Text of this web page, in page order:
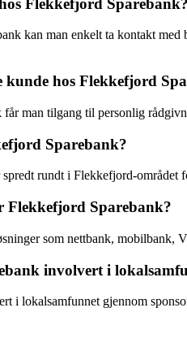
Flekkefjord Sparebank?
kan man enkelt ta kontakt
hos Flekkefjord
man tilgang til personlig
Sparebank?
rundt i Flekkefjord-området
Flekkefjord Sparebank?
som nettbank, mobilbank,
involvert i
i lokalsamfunnet gjennom